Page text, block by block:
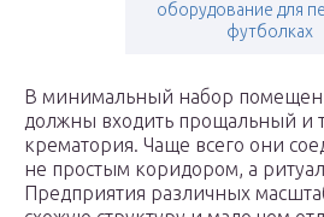
оборудование для
футболках
В минимальный набор
должны входить прощальный и
крематория. Чаще всего они
не простым коридором, а
Предприятия различных